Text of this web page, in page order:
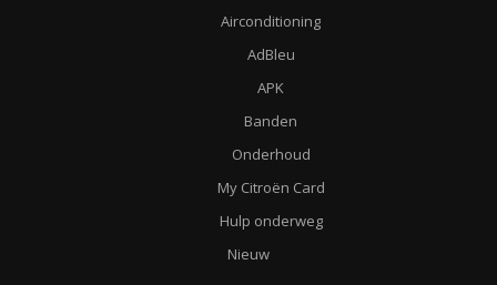
Airconditioning
AdBleu
APK
Banden
Onderhoud
My Citroën Card
Hulp onderweg
Nieuw